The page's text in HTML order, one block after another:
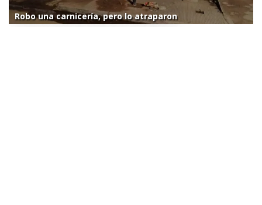
Robo una carnicería, pero lo atraparon